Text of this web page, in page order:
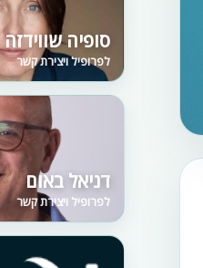
סופיה שווידזה
לפרופיל ויצירת קשר
דניאל באום
לפרופיל ויצירת קשר